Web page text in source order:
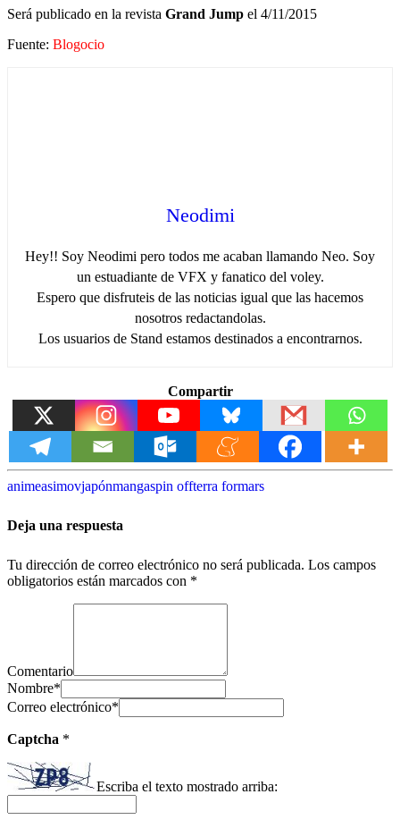
Será publicado en la revista Grand Jump el 4/11/2015
Fuente: Blogocio
Neodimi
Hey!! Soy Neodimi pero todos me acaban llamando Neo. Soy
un estuadiante de VFX y fanatico del voley.
Espero que disfruteis de las noticias igual que las hacemos
nosotros redactandolas.
Los usuarios de Stand estamos destinados a encontrarnos.
Compartir
animeasimovjapónmangaspin offterra formars
Deja una respuesta
Tu dirección de correo electrónico no será publicada. Los campos
obligatorios están marcados con *
Comentario
Nombre*
Correo electrónico*
Captcha *
Escriba el texto mostrado arriba: